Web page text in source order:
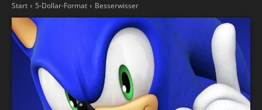
Start 5-Dollar-Format Besserwisser